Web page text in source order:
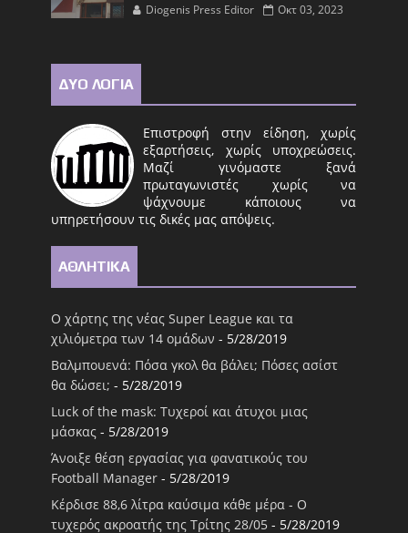
Diogenis Press Editor Οκτ 03, 2023
ΔΥΟ ΛΟΓΙΑ
Επιστροφή στην είδηση, χωρίς
εξαρτήσεις, χωρίς υποχρεώσεις.
Μαζί γινόμαστε ξανά
πρωταγωνιστές χωρίς να
ψάχνουμε κάποιους να
υπηρετήσουν τις δικές μας απόψεις.
ΑΘΛΗΤΙΚΑ
Ο χάρτης της νέας Super League και τα
χιλιόμετρα των 14 ομάδων - 5/28/2019
Βαλμπουενά: Πόσα γκολ θα βάλει; Πόσες ασίστ
θα δώσει; - 5/28/2019
Luck of the mask: Τυχεροί και άτυχοι μιας
μάσκας - 5/28/2019
Άνοιξε θέση εργασίας για φανατικούς του
Football Μanager - 5/28/2019
Κέρδισε 88,6 λίτρα καύσιμα κάθε μέρα - Ο
τυχερός ακροατής της Τρίτης 28/05 - 5/28/2019